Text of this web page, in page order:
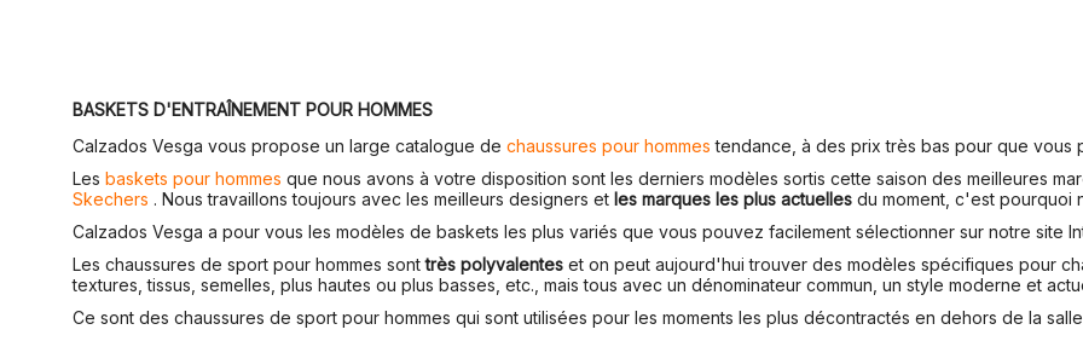
BASKETS D'ENTRAÎNEMENT POUR HOMMES
Calzados Vesga vous propose un large catalogue de chaussures pour hommes tendance, à des prix très bas pour que vous
Les baskets pour hommes que nous avons à votre disposition sont les derniers modèles sortis cette saison des meilleures
Skechers . Nous travaillons toujours avec les meilleurs designers et les marques les plus actuelles du moment, c'est pourquoi
Calzados Vesga a pour vous les modèles de baskets les plus variés que vous pouvez facilement sélectionner sur notre site
Les chaussures de sport pour hommes sonttrès polyvalentes et on peut aujourd'hui trouver des modèles spécifiques pour
textures, tissus, semelles, plus hautes ou plus basses, etc., mais tous avec un dénominateur commun, un style moderne et
Ce sont des chaussures de sport pour hommes qui sont utilisées pour les moments les plus décontractés en dehors de la